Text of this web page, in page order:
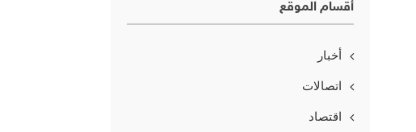
أقسام الموقع
أخبار
اتصالات
اقتصاد